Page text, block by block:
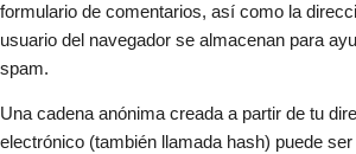
formulario de comentarios, así como la
usuario del navegador se almacenan para
spam.
Una cadena anónima creada a partir de tu
electrónico (también llamada hash) puede